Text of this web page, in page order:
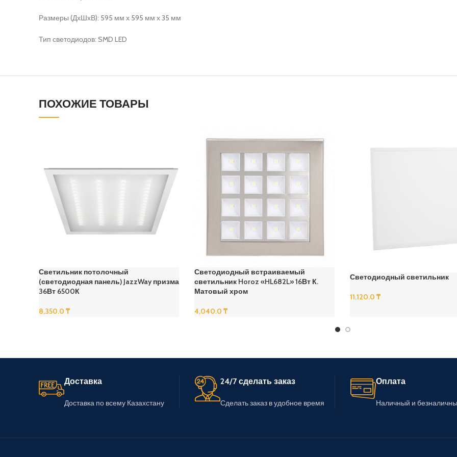
Размеры (ДхШхВ): 595 мм х 595 мм х 35 мм
Тип светодиодов: SMD LED
ПОХОЖИЕ ТОВАРЫ
Светильник потолочный
(светодиодная панель) JazzWay призма
36Вт 6500К
8,350.0 ₸
Светодиодный встраиваемый
светильник Horoz «HL682L» 16Вт К.
Матовый хром
4,040.0₸
Светодиодный светильник
11,120.0₸
Доставка
Доставка по всему Казахстану
24/7 сделать заказ
Сделать заказ в удобное время
Оплата
Наличный и